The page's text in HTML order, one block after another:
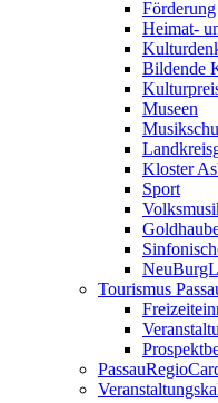
Förderung
Heimat-
Bildende
Museen
Kloster
Sport
Tourismus